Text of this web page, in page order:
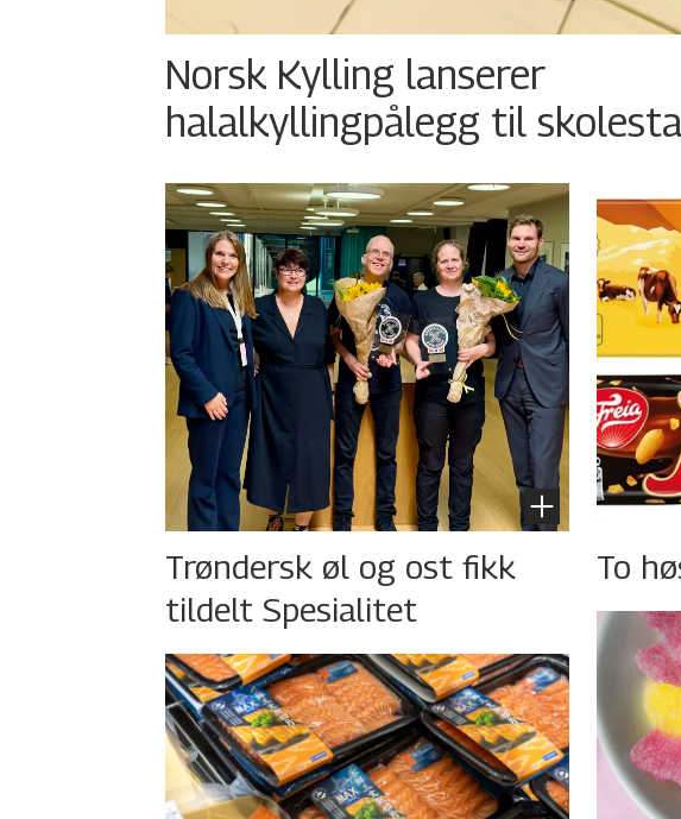
Norsk Kylling lanserer
halalkyllingpålegg til
Trøndersk øl og ost fikk
tildelt Spesialitet
To